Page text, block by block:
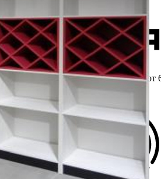
Бесплатныйзамер при заказе от